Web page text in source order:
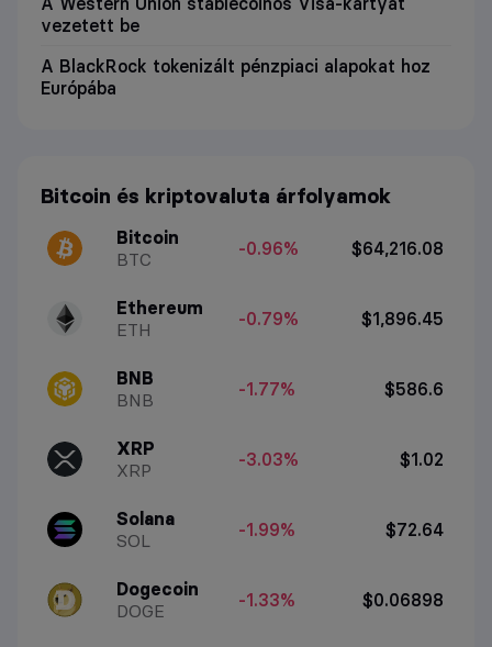
vezetett be
A BlackRock tokenizált pénzpiaci alapokat hoz
Európába
Bitcoin és kriptovaluta árfolyamok
Bitcoin
BTC
-0.96% $64,216.08
Ethereum
ETH
-0.79% $1,896.45
BNB
BNB
-1.77% $586.6
XRP
XRP
-3.03% $1.02
Solana
SOL
-1.99% $72.64
Dogecoin
DOGE
-1.33% $0.06898